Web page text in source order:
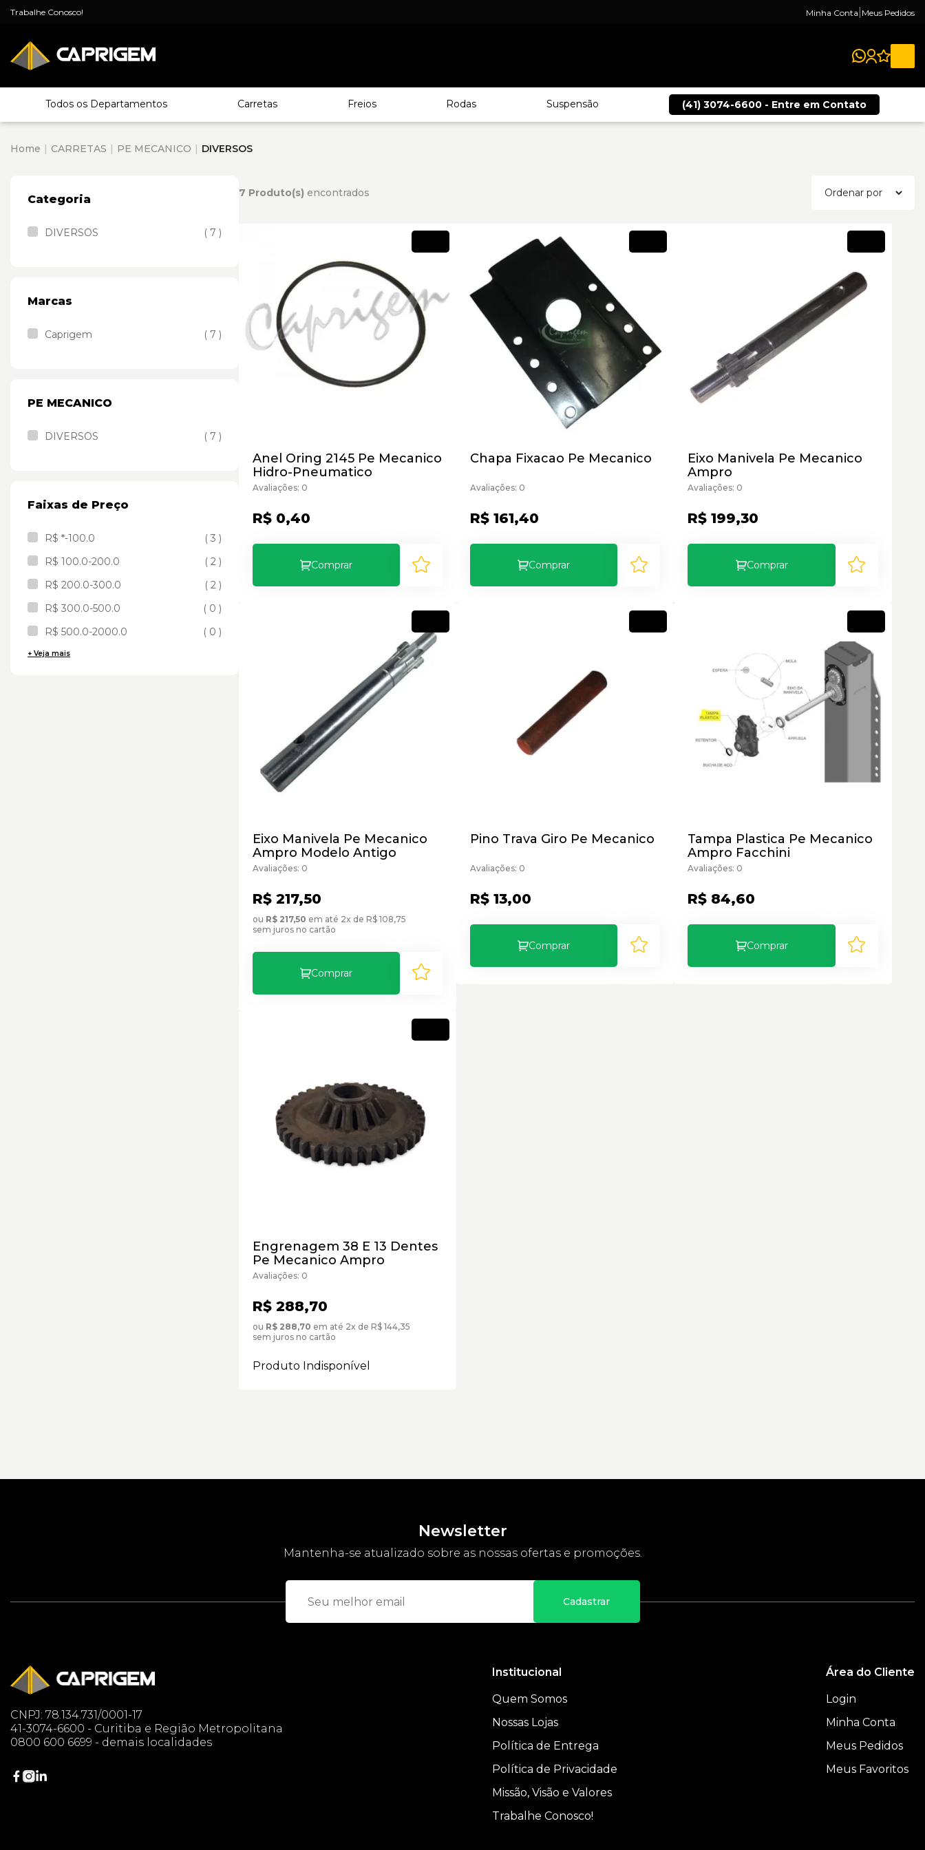
Trabalhe Conosco! Minha Conta Meus Pedidos
Todos os Departamentos Carretas Freios Rodas Suspensão (41) 3074-6600 - Entre em Contato
Home CARRETAS PE MECANICO DIVERSOS
Categoria
DIVERSOS ( 7 )
Marcas
Caprigem ( 7 )
PE MECANICO
DIVERSOS ( 7 )
Faixas de Preço
R$ *-100.0
( 3 )
R$ 100.0-200.0
( 2 )
R$ 200.0-300.0
( 2 )
R$ 300.0-500.0
( 0 )
R$ 500.0-2000.0
( 0 )
+ Veja mais
7 Produto(s) encontrados
Anel Oring 2145 Pe Mecanico
Hidro-Pneumatico
Avaliações: 0
R$ 0,40
Comprar
Chapa Fixacao Pe Mecanico
Avaliações: 0
R$ 161,40
Comprar
Eixo Manivela Pe Mecanico
Ampro
Avaliações: 0
R$ 199,30
Comprar
Eixo Manivela Pe Mecanico
Ampro Modelo Antigo
Avaliações: 0
R$ 217,50
ou R$ 217,50 em até 2x de R$ 108,75
sem juros no cartão
Comprar
Pino Trava Giro Pe Mecanico
Avaliações: 0
R$ 13,00
Comprar
Tampa Plastica Pe Mecanico
Ampro Facchini
Avaliações: 0
R$ 84,60
Comprar
Engrenagem 38 E 13 Dentes
Pe Mecanico Ampro
Avaliações: 0
R$ 288,70
ou R$ 288,70 em até 2x de R$ 144,35
sem juros no cartão
Produto Indisponível
Newsletter
Mantenha-se atualizado sobre as nossas ofertas e promoções.
Cadastrar
CNPJ: 78.134.731/0001-17
41-3074-6600 - Curitiba e Região Metropolitana
0800 600 6699 - demais localidades
Institucional
Quem Somos
Nossas Lojas
Política de Entrega
Política de Privacidade
Missão, Visão e Valores
Trabalhe Conosco!
Área do Cliente
Login
Minha Conta
Meus Pedidos
Meus Favoritos